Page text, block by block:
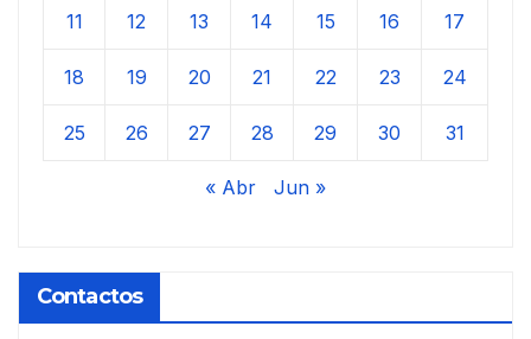
11 12 13 14 15 16 17
18 19 20 21 22 23 24
25 26 27 28 29 30 31
« Abr Jun »
Contactos